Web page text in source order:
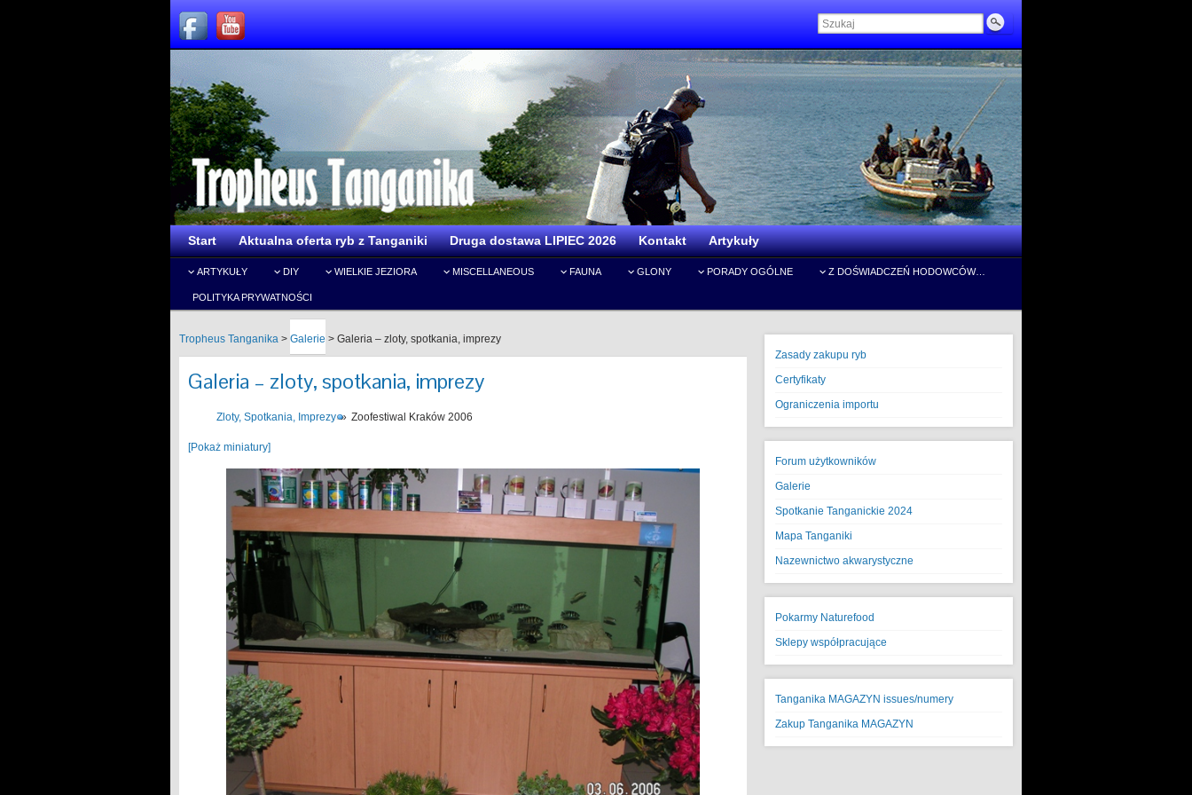
Start Aktualna oferta ryb z Tanganiki Druga dostawa LIPIEC 2026 Kontakt Artykuły
ARTYKUŁY DIY WIELKIE JEZIORA MISCELLANEOUS FAUNA GLONY PORADY OGÓLNE Z DOŚWIADCZEŃ HODOWCÓW…
POLITYKA PRYWATNOŚCI
Tropheus Tanganika > Galerie > Galeria – zloty, spotkania, imprezy
Galeria – zloty, spotkania, imprezy
Zloty, Spotkania, Imprezy » Zoofestiwal Kraków 2006
[Pokaż miniatury]
Zasady zakupu ryb
Certyfikaty
Ograniczenia importu
Forum użytkowników
Galerie
Spotkanie Tanganickie 2024
Mapa Tanganiki
Nazewnictwo akwarystyczne
Pokarmy Naturefood
Sklepy współpracujące
Tanganika MAGAZYN issues/numery
Zakup Tanganika MAGAZYN